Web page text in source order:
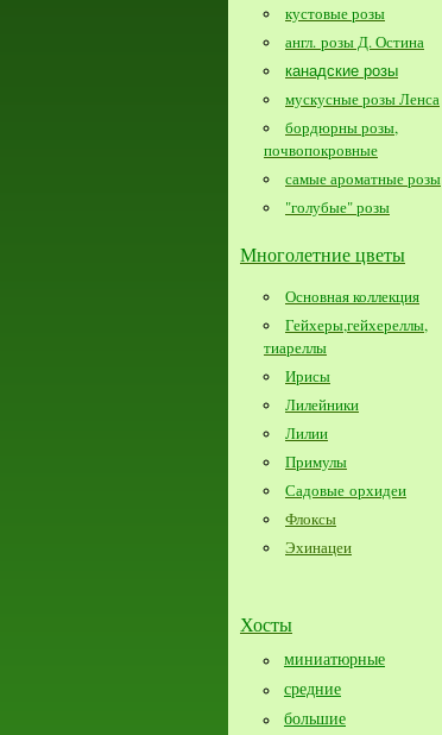
кустовые розы
англ. розы Д. Остина
канадские розы
мускусные розы Ленса
бордюрны розы,
почвопокровные
самые ароматные розы
"голубые" розы
Многолетние цветы
Основная коллекция
Гейхеры,гейхереллы,
тиареллы
Ирисы
Лилейники
Лилии
Примулы
Садовые орхидеи
Флоксы
Эхинацеи
Хосты
миниатюрные
средние
большие​